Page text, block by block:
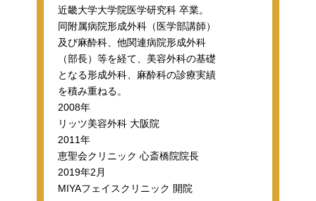
近畿大学大学院医学研究科 卒業。
同附属病院形成外科（医学部講師）
及び麻酔科、他関連病院形成外科
（部長）等を経て、美容外科の基礎
となる形成外科、麻酔科の診療実績
を積み重ねる。
2008年
リッツ美容外科 大阪院
2011年
恵聖会クリニック 心斎橋院院長
2019年2月
MIYAフェイスクリニック 開院